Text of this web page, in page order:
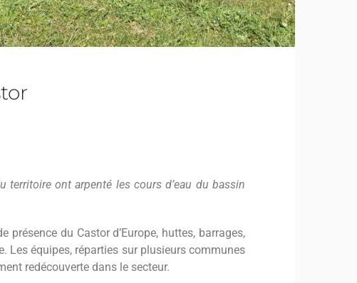
territoire ont arpenté les cours d’eau du bassin
du Castor d’Europe, huttes, barrages,
Les équipes, réparties sur plusieurs communes
redécouverte dans le secteur.